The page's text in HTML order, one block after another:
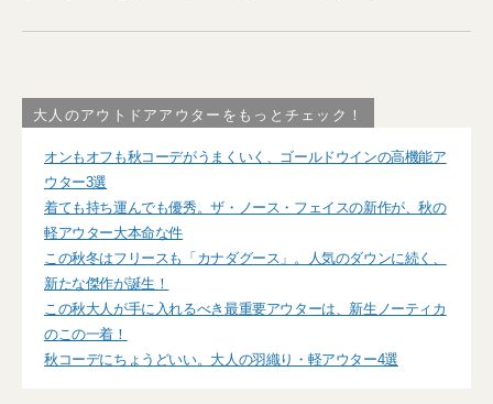
大人のアウトドアアウターをもっとチェック！
オンもオフも秋コーデがうまくいく、ゴールドウインの高機能ア
ウター3選
着ても持ち運んでも優秀。ザ・ノース・フェイスの新作が、秋の
軽アウター大本命な件
この秋冬はフリースも「カナダグース」。人気のダウンに続く、
新たな傑作が誕生！
この秋大人が手に入れるべき最重要アウターは、新生ノーティカ
のこの一着！
秋コーデにちょうどいい。大人の羽織り・軽アウター4選